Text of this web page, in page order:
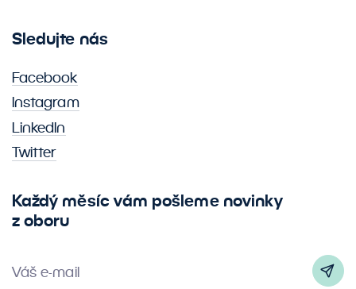
Sledujte nás
Facebook
Instagram
LinkedIn
Twitter
Každý měsíc vám pošleme novinky
z oboru
Váš e-mail